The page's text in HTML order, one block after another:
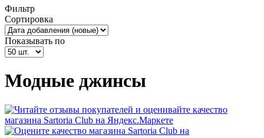
Фильтр
Сортировка
Показывать по
Модные джинсы